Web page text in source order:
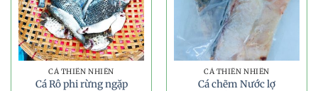
CÁ THIÊN NHIÊN
Cá Rô phi rừng ngặp
CÁ THIÊN NHIÊN
Cá chẽm Nước lợ